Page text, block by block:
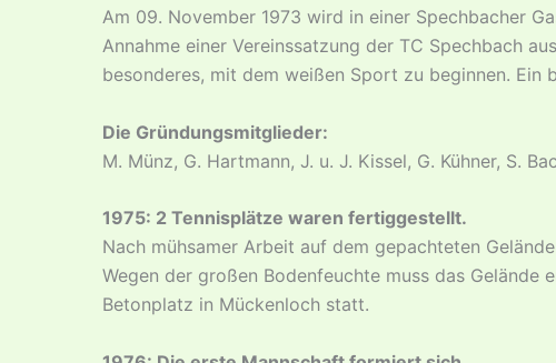
Am 09. November 1973 wird in einer Spechbacher
Annahme einer Vereinssatzung der TC Spechbach
besonderes, mit dem weißen Sport zu beginnen. Ein
Die Gründungsmitglieder:
M. Münz, G. Hartmann, J. u. J. Kissel, G. Kühner, S.
1975: 2 Tennisplätze waren fertiggestellt.
Nach mühsamer Arbeit auf dem gepachteten
Wegen der großen Bodenfeuchte muss das
Betonplatz in Mückenloch statt.